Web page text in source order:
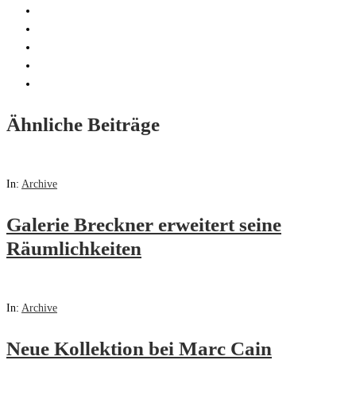
Ähnliche Beiträge
In: Archive
Galerie Breckner erweitert seine
Räumlichkeiten
In: Archive
Neue Kollektion bei Marc Cain